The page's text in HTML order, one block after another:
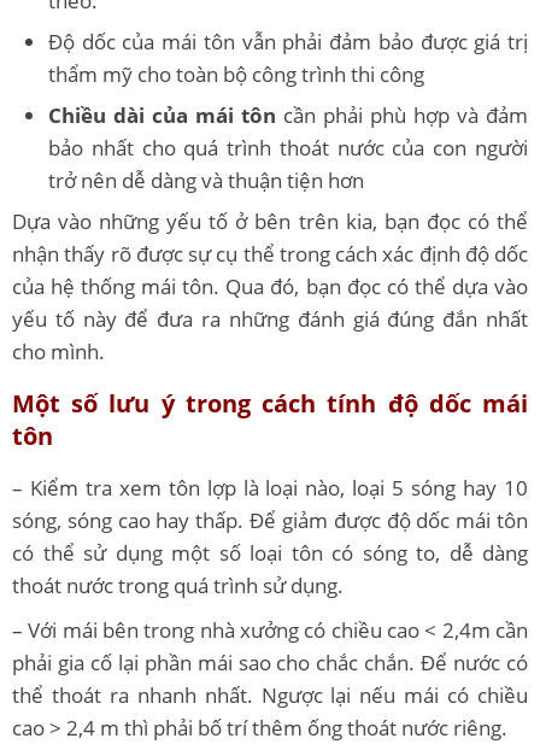
Độ dốc của mái tôn vẫn phải đảm bảo được giá trị
thẩm mỹ cho toàn bộ công trình thi công
Chiều dài của mái tôn cần phải phù hợp và đảm
bảo nhất cho quá trình thoát nước của con người
trở nên dễ dàng và thuận tiện hơn
Dựa vào những yếu tố ở bên trên kia, bạn đọc có thể
nhận thấy rõ được sự cụ thể trong cách xác định độ dốc
của hệ thống mái tôn. Qua đó, bạn đọc có thể dựa vào
yếu tố này để đưa ra những đánh giá đúng đắn nhất
cho mình.
Một số lưu ý trong cách tính độ dốc mái
tôn
– Kiểm tra xem tôn lợp là loại nào, loại 5 sóng hay 10
sóng, sóng cao hay thấp. Để giảm được độ dốc mái tôn
có thể sử dụng một số loại tôn có sóng to, dễ dàng
thoát nước trong quá trình sử dụng.
– Với mái bên trong nhà xưởng có chiều cao < 2,4m cần
phải gia cố lại phần mái sao cho chắc chắn. Để nước có
thể thoát ra nhanh nhất. Ngược lại nếu mái có chiều
cao > 2,4 m thì phải bố trí thêm ống thoát nước riêng.